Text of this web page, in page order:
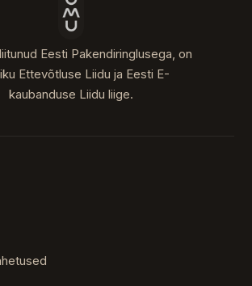
Eesti Pakendiringlusega, on
Ettevõtluse Liidu ja Eesti E-
kaubanduse Liidu liige.